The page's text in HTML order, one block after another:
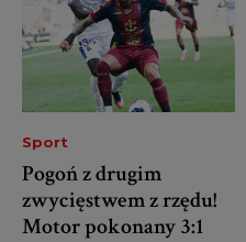
Sport
Pogoń z drugim
zwycięstwem z rzędu!
Motor pokonany 3:1